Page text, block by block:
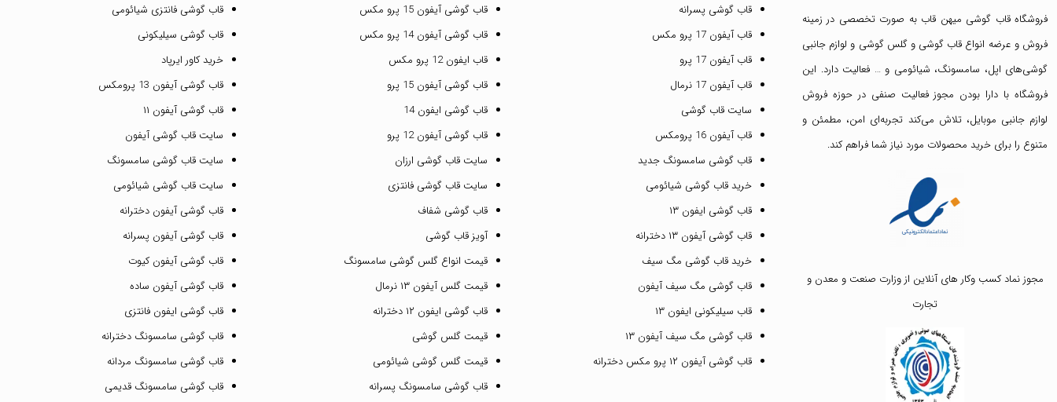
فروشگاه قاب گوشی میهن قاب به صورت تخصصی در زمینه
فروش و عرضه انواع قاب گوشی وگلس گوشی و لوازم جانبی
گوشی‌های اپل، سامسونگ، شیائومی و … فعالیت دارد. این
فروشگاه با دارا بودن مجوز فعالیت صنفی در حوزه فروش
لوازم جانبی موبایل، تلاش می‌کند تجربه‌ای امن، مطمئن و
متنوع را برای خرید محصولات مورد نیاز شما فراهم کند.
مجوز نماد کسب وکار های آنلاین از وزارت صنعت و معدن و
تجارت
قاب گوشی پسرانه
قاب آیفون 17 پرو مکس
قاب آیفون 17 پرو
قاب آیفون 17 نرمال
سایت قاب گوشی
قاب آیفون 16 پرومکس
قاب گوشی سامسونگ جدید
خرید قاب گوشی شیائومی
قاب گوشی ایفون ۱۳
قاب گوشی آیفون ۱۳ دخترانه
خرید قاب گوشی مگ سیف
قاب گوشی مگ سیف آیفون
قاب سیلیکونی ایفون ۱۳
قاب گوشی مگ سیف آیفون ۱۳
قاب گوشی آیفون ۱۲ پرو مکس دخترانه
قاب گوشی آیفون 15 پرو مکس
قاب گوشی آیفون 14 پرو مکس
قاب ایفون 12 پرو مکس
قاب گوشی آیفون 15 پرو
قاب گوشی ایفون 14
قاب گوشی آیفون 12 پرو
سایت قاب گوشی ارزان
سایت قاب گوشی فانتزی
قاب گوشی شفاف
آویز قاب گوشی
قیمت انواع گلس گوشی سامسونگ
قیمت گلس آیفون ۱۳ نرمال
قاب گوشی ایفون ۱۲ دخترانه
قیمت گلس گوشی
قیمت گلس گوشی شیائومی
قاب گوشی سامسونگ پسرانه
قاب گوشی فانتزی شیائومی
قاب گوشی سیلیکونی
خرید کاور ایرپاد
قاب گوشی آیفون 13 پرومکس
قاب گوشی آیفون ۱۱
سایت قاب گوشی آیفون
سایت قاب گوشی سامسونگ
سایت قاب گوشی شیائومی
قاب گوشی آیفون دخترانه
قاب گوشی آیفون پسرانه
قاب گوشی آیفون کیوت
قاب گوشی آیفون ساده
قاب گوشی ایفون فانتزی
قاب گوشی سامسونگ دخترانه
قاب گوشی سامسونگ مردانه
قاب گوشی سامسونگ قدیمی